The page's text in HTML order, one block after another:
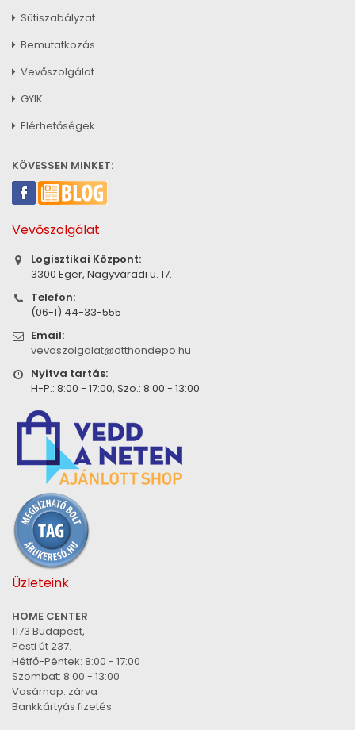
Sütiszabályzat
Bemutatkozás
Vevőszolgálat
GYIK
Elérhetőségek
KÖVESSEN MINKET:
Vevőszolgálat
Logisztikai Központ:
3300 Eger, Nagyváradi u. 17.
Telefon:
(06-1) 44-33-555
Email:
vevoszolgalat@otthondepo.hu
Nyitva tartás:
H-P.: 8:00 - 17:00, Szo.: 8:00 - 13:00
Üzleteink
HOME CENTER
1173 Budapest,
Pesti út 237.
Hétfő-Péntek: 8:00 - 17:00
Szombat: 8:00 - 13:00
Vasárnap: zárva
Bankkártyás fizetés